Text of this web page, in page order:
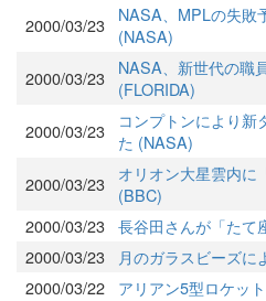
2000/03/23
NASA、MPLの失敗
(NASA)
2000/03/23
NASA、新世代の職
(FLORIDA)
2000/03/23
コンプトンにより新
た (NASA)
2000/03/23
オリオン大星雲内に
(BBC)
2000/03/23 長谷田さんが「たて
2000/03/23
月のガラスビーズに
2000/03/22
アリアン5型ロケッ